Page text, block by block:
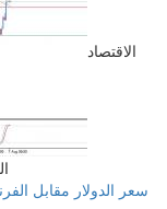
الاقتصاد
سعر الدولار مقابل